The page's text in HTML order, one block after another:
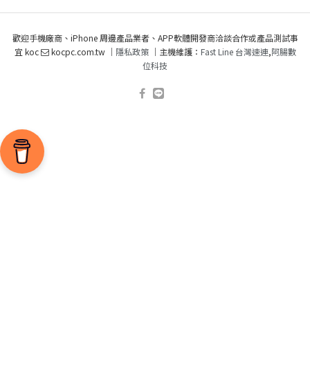
歡迎手機廠商、iPhone 周邊產品業者、APP軟體開發商洽談合作或產品測試事
宜 koc
kocpc.com.tw ｜ 隱私政策｜主機維護： Fast Line 台灣速連,阿腸數
位科技